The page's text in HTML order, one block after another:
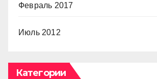
Февраль 2017
Июль 2012
Категории